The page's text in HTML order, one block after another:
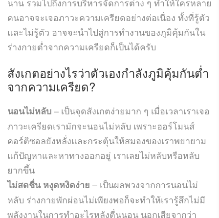
คนอาจจะเจอภาวะความเครียดอย่างต่อเนื่อง ทั้งที่รู้ตัว
และไม่รู้ตัว อาจจะนำไปสู่การทำงานของภูมิคุ้มกันใน
ร่างกายต่ำจากความเครียดก็เป็นได้ครับ
สังเกตอย่างไรว่าตัวเองกำลังภูมิคุ้มกันต่ำ
จากความเครียด?
นอนไม่หลับ– เป็นจุดสังเกตง่ายมาก ๆ เมื่อเวลาเราเจอ
ภาวะเครียดเรามักจะนอนไม่หลับ เพราะฮอร์โมนส์
คอร์ติซอลยังหลั่งและกระตุ้นให้สมองของเราพยายาม
แก้ปัญหาและหาทางออกอยู่ เราเลยไม่หลับหรือหลับ
ยากขึ้น
ไม่สดชื่น หงุดหงิดง่าย – เป็นผลพวงจากการนอนไม่
หลับ ร่างกายพักผ่อนไม่เพียงพอก็จะทำให้เรารู้สึกไม่มี
พลังงานในการทำอะไรหลังตื่นนอน นอกเสียจากว่า